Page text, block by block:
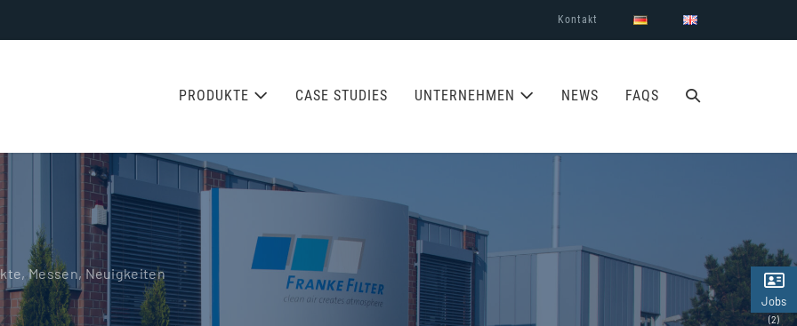
Kontakt
PRODUKTE CASE STUDIES UNTERNEHMEN NEWS FAQS
SUCHE-
Messen, Neuigkeiten
Jobs
(2)